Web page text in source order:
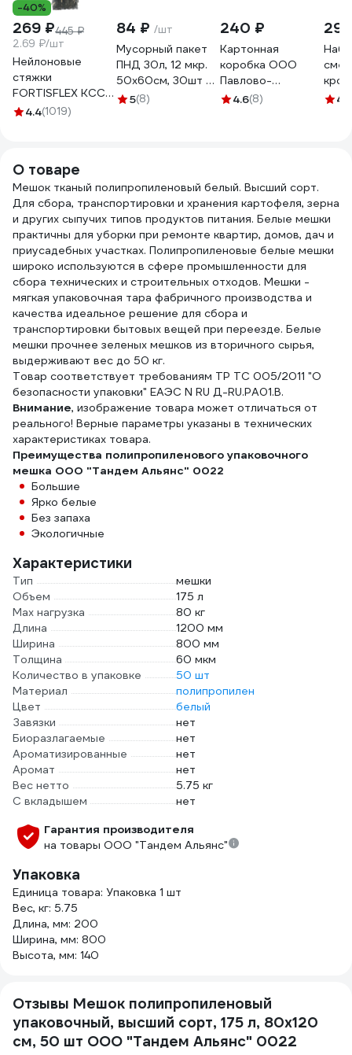
-40%
269 ₽445 ₽
2.69 ₽/шт
Нейлоновые
стяжки
FORTISFLEX КСС
5х300 черный
4.4(1019)
84 ₽ /шт
Мусорный пакет
ПНД 30л, 12 мкр.
50x60см, 30шт в
рулоне, черные
5(8)
240 ₽
Картонная
коробка ООО
Павлово-
Посадский
4.6(8) 4
О товаре
Мешок тканый полипропиленовый белый. Высший сорт.
Для сбора, транспортировки и хранения картофеля, зерна
и других сыпучих типов продуктов питания. Белые мешки
практичны для уборки при ремонте квартир, домов, дач и
приусадебных участках. Полипропиленовые белые мешки
широко используются в сфере промышленности для
сбора технических и строительных отходов. Мешки -
мягкая упаковочная тара фабричного производства и
качества идеальное решение для сбора и
транспортировки бытовых вещей при переезде. Белые
мешки прочнее зеленых мешков из вторичного сырья,
выдерживают вес до 50 кг.
Товар соответствует требованиям ТР ТС 005/2011 "О
безопасности упаковки" ЕАЭС N RU Д-RU.PA01.В.
Внимание, изображение товара может отличаться от
реального! Верные параметры указаны в технических
характеристиках товара.
Преимущества полипропиленового упаковочного
мешка ООО "Тандем Альянс" 0022
Большие
Ярко белые
Без запаха
Экологичные
Характеристики
Тип
мешки
Объем
175 л
Max нагрузка
80 кг
Длина
1200 мм
Ширина
800 мм
Толщина
60 мкм
Количество в упаковке
50 шт
Материал
полипропилен
Цвет
белый
Завязки
нет
Биоразлагаемые
нет
Ароматизированные
нет
Аромат
нет
Вес нетто
5.75 кг
С вкладышем
нет
Гарантия производителя
на товары ООО "Тандем Альянс"
Упаковка
Единица товара: Упаковка 1 шт
Вес, кг: 5.75
Длина, мм: 200
Ширина, мм: 800
Высота, мм: 140
Отзывы Мешок полипропиленовый
упаковочный, высший сорт, 175 л, 80x120
см, 50 шт ООО "Тандем Альянс" 0022